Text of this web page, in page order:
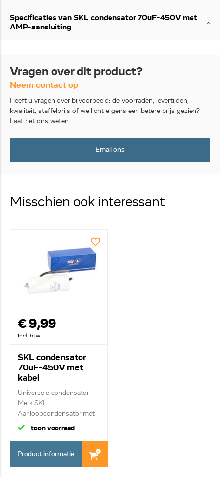
Specificaties van SKL condensator 70uF-450V met
AMP-aansluiting
Vragen over dit product?
Neem contact op
Heeft u vragen over bijvoorbeeld: de voorraden, levertijden,
kwaliteit, staffelprijs of wellicht ergens een betere prijs gezien?
Laat het ons weten.
Email ons
Misschien ook interessant
€ 9,99
Incl. btw
SKL condensator
70uF-450V met
kabel
Universele condensator
Merk SKL
Aanloopcondensator met
kab...
toon voorraad
Product informatie